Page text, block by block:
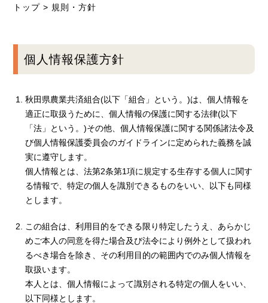
トップ > 規則・方針
個人情報保護方針
秋田県農業共済組合(以下「組合」という。)は、個人情報を
適正に取扱うために、個人情報の保護に関する法律(以下
「法」という。)その他、個人情報保護に関する関係諸法令及
び個人情報保護委員会のガイドラインに定められた義務を誠
実に遵守します。
個人情報とは、法第2条第1項に規定する生存する個人に関す
る情報で、特定の個人を識別できるものをいい、以下も同様
とします。
この組合は、利用目的をできる限り特定したうえ、あらかじ
めご本人の同意を得た場合及び法令により例外として扱われ
るべき場合を除き、その利用目的の範囲内でのみ個人情報を
取扱います。
本人とは、個人情報によって識別される特定の個人をいい、
以下同様とします。